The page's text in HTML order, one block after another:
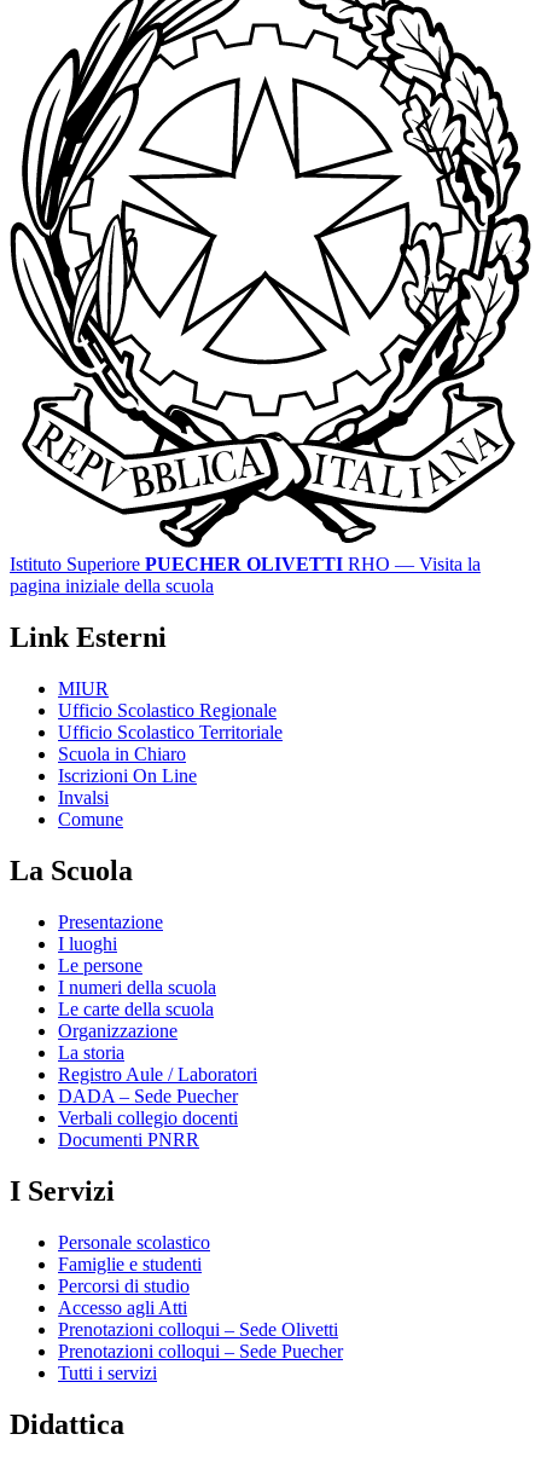
Istituto Superiore PUECHER OLIVETTI RHO — Visita la
pagina iniziale della scuola
Link Esterni
MIUR
Ufficio Scolastico Regionale
Ufficio Scolastico Territoriale
Scuola in Chiaro
Iscrizioni On Line
Invalsi
Comune
La Scuola
Presentazione
I luoghi
Le persone
I numeri della scuola
Le carte della scuola
Organizzazione
La storia
Registro Aule / Laboratori
DADA – Sede Puecher
Verbali collegio docenti
Documenti PNRR
I Servizi
Personale scolastico
Famiglie e studenti
Percorsi di studio
Accesso agli Atti
Prenotazioni colloqui – Sede Olivetti
Prenotazioni colloqui – Sede Puecher
Tutti i servizi
Didattica